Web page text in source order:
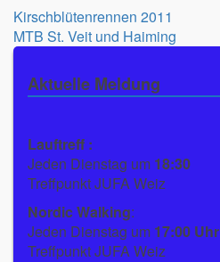
Beitragsnavigation
Kirschblütenrennen 2011
MTB St. Veit und Haiming
Aktuelle Meldung
Lauftreff :
Jeden Dienstag um 18:30
Treffpunkt JUFA Weiz
Nordic Walking:
Jeden Dienstag um 17:00 Uhr
Treffpunkt JUFA Weiz